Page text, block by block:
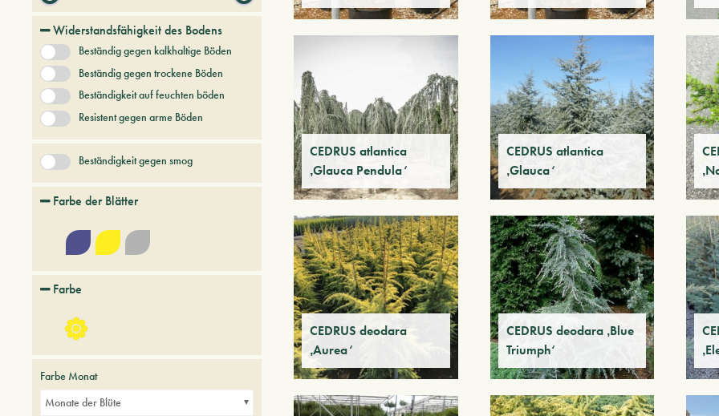
CEDRUS atlantica
‚Glauca Pendula‘
CEDRUS atlantica
‚Glauca‘
CEDRUS deodara
‚Aurea‘
CEDRUS deodara ‚Blue
Triumph‘
Widerstandsfähigkeit des Bodens
Beständig gegen kalkhaltige Böden
Beständig gegen trockene Böden
Beständigkeit auf feuchten böden
Resistent gegen arme Böden
Beständigkeit gegen smog
Farbe der Blätter
Farbe
Farbe Monat
Monate der Blüte